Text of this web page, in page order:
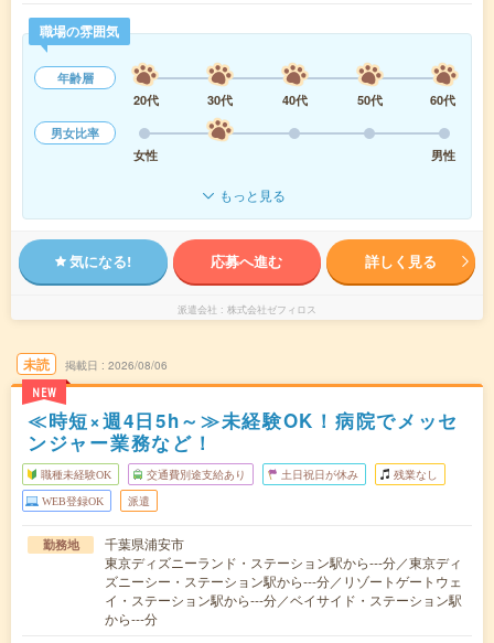
職場の雰囲気
年齢層
20代
30代 40代 50代
60代
男女比率
女性
男性
もっと見る
気になる! 応募へ進む 詳しく見る
派遣会社 株式会社ゼフィロス
未読
NEW
掲載日 2026/08/06
≪時短×週4日5h～≫未経験OK！病院でメッセ
ンジャー業務など！
職種未経験OK 交通費別途支給あり 土日祝日が休み 残業なし
WEB登録OK 派遣
勤務地
千葉県浦安市
東京ディズニーランド・ステーション駅から---分／東京ディ
ズニーシー・ステーション駅から---分／リゾートゲートウェ
イ・ステーション駅から---分／ベイサイド・ステーション駅
から---分